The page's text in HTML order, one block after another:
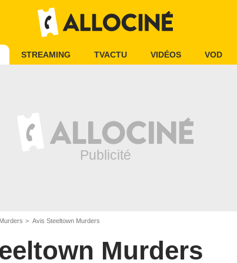
STREAMING TVACTU VIDÉOS VOD
Avis Steeltown Murders
Murders